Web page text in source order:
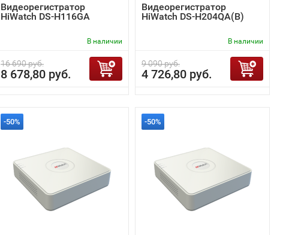
Видеорегистратор
HiWatch DS-H116GA
В наличии
16 690 руб.
8 678,80 руб.
Видеорегистратор
HiWatch DS-H204QA(B)
В наличии
9 090 руб.
4 726,80 руб.
-50% -50%